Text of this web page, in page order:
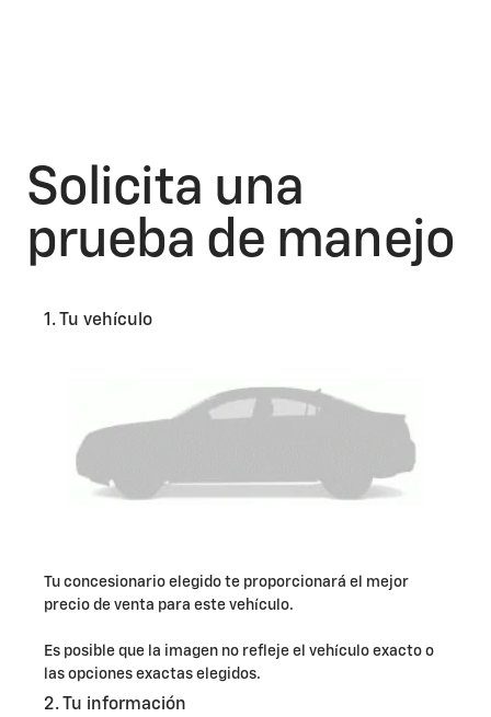
Solicita una
prueba de manejo